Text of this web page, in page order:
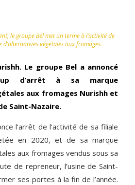
le groupe Bel met un terme à l’activité de
végétales aux fromages.
Le groupe Bel a annoncé
d’arrêt à sa marque
aux fromages Nurishh et
Saint-Nazaire.
l’arrêt de l’activité de sa filiale
en 2020, et de sa marque
aux fromages vendus sous sa
de repreneur, l’usine de Saint-
ses portes à la fin de l’année.